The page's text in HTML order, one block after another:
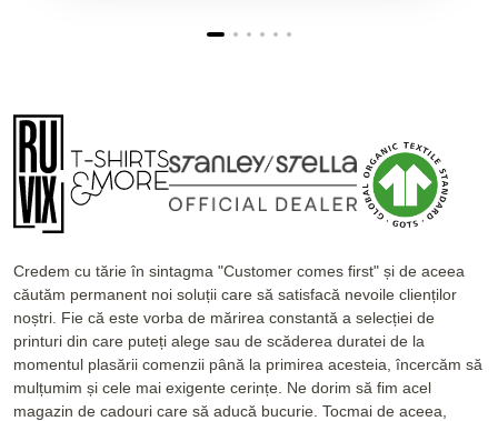
Credem cu tărie în sintagma "Customer comes first" și de aceea
căutăm permanent noi soluții care să satisfacă nevoile clienților
noștri. Fie că este vorba de mărirea constantă a selecției de
printuri din care puteți alege sau de scăderea duratei de la
momentul plasării comenzii până la primirea acesteia, încercăm să
mulțumim și cele mai exigente cerințe. Ne dorim să fim acel
magazin de cadouri care să aducă bucurie. Tocmai de aceea,